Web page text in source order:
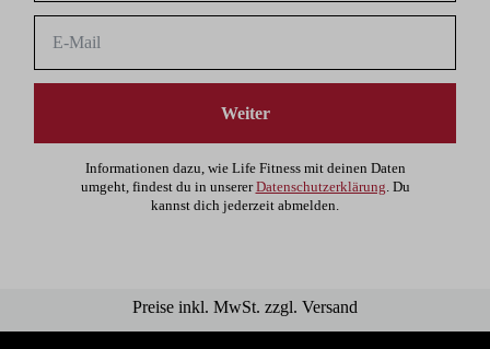
Weiter
Informationen dazu, wie Life Fitness mit deinen Daten
umgeht, findest du in unsererDatenschutzerklärung. Du
kannst dich jederzeit abmelden.
Preise inkl. MwSt. zzgl. Versand